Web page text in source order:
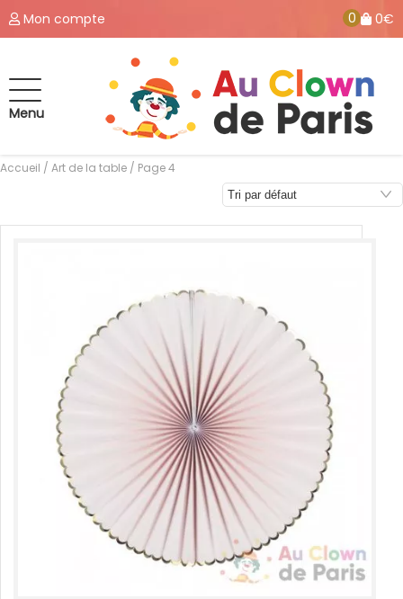
Mon compte 0 0€
Menu
Accueil / Art de la table / Page 4